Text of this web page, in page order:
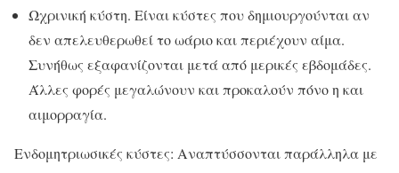
Ωχρινική κύστη. Είναι κύστες που δημιουργούνται αν
δεν απελευθερωθεί το ωάριο και περιέχουν αίμα.
Συνήθως εξαφανίζονται μετά από μερικές εβδομάδες.
Άλλες φορές μεγαλώνουν και προκαλούν πόνο η και
αιμορραγία.
Ενδομητριωσικές κύστες: Αναπτύσσονται παράλληλα με